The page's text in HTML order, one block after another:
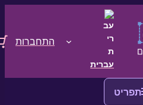
עברית
התחברות